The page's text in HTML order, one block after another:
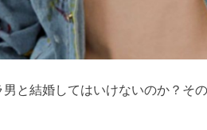
と結婚してはいけないのか？そ